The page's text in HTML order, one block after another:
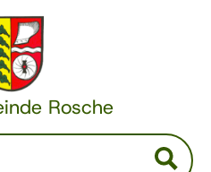
Rosche